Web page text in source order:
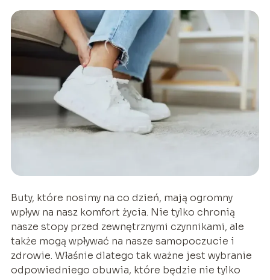
Buty, które nosimy na co dzień, mają ogromny
wpływ na nasz komfort życia. Nie tylko chronią
nasze stopy przed zewnętrznymi czynnikami, ale
także mogą wpływać na nasze samopoczucie i
zdrowie. Właśnie dlatego tak ważne jest wybranie
odpowiedniego obuwia, które będzie nie tylko